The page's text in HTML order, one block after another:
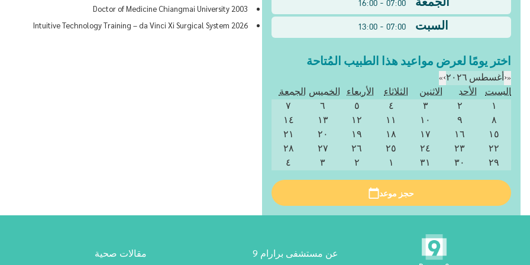
الجمعة
07:00 - 16:00
السبت
07:00 - 13:00
اختر يومًا لعرض مواعيد هذا الطبيب المُتاحة
«
‹أغسطس ٢٠٢٦ ›
»
السبت
الأحد الاثنين الثلاثاء الأربعاء الخميس الجمعة
١
٢ ٣ ٤ ٥ ٦
٧
٨
٩ ١٠ ١١ ١٢ ١٣
١٤
١٥
١٦ ١٧ ١٨ ١٩ ٢٠
٢١
٢٢
٢٣ ٢٤ ٢٥ ٢٦ ٢٧
٢٨
٢٩
٣٠ ٣١ ١ ٢ ٣ ٤
حجز موعد
2003 Doctor of Medicine Chiangmai University
2026 Intuitive Technology Training – da Vinci Xi Surgical System
عن مستشفى برارام 9
مقالات صحية